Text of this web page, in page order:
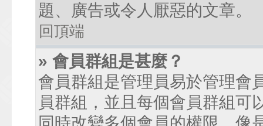
題、廣告或令人厭惡的文章。
回頂端
» 會員群組是甚麼？
會員群組是管理員易於管理會
員群組，並且每個會員群組可